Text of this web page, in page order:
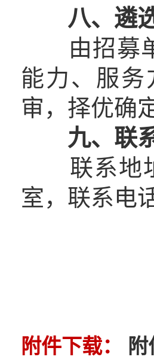
八、遴
由招募单
能力、服
审，择优确
九、联
联系地址
室，联系电
附件下载：